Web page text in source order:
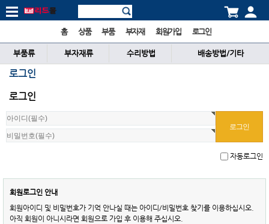
홈 상품 부품 부자재 회원가입 로그인
부품류 부자재류 수리방법 배송방법/기타
로그인
로그인
자동로그인
회원로그인 안내
회원아이디 및 비밀번호가 기억 안나실 때는 아이디/비밀번호 찾기를 이용하십시오.
아직 회원이 아니시라면 회원으로 가입 후 이용해 주십시오.